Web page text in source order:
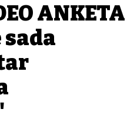
ANKETA